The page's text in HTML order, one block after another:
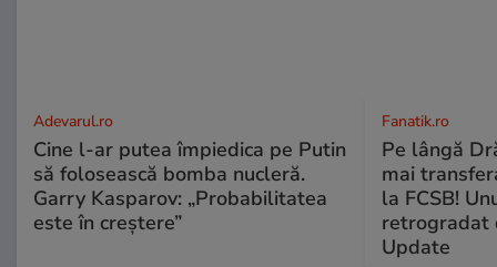
Adevarul.ro
Cine l-ar putea împiedica pe Putin
să folosească bomba nucleră.
Garry Kasparov: „Probabilitatea
este în creștere”
Fanatik.ro
Pe lângă
mai
la FCSB!
retrogradat
Update